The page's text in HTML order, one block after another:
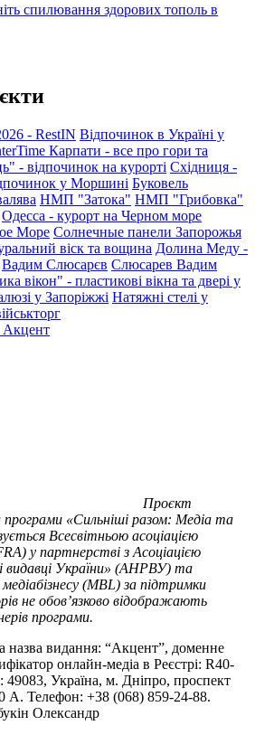
спилювання здорових тополь в
- RestIN Відпочинок в Україні у
Карпати - все про гори та
- відпочинок на курорті Східниця -
у Моршині Буковель
НМП "Затока" НМП "Грибовка"
Одесса - курорт на Черном море
Море Солнечные панели Запорожья
віск та вощина Долина Меду -
Вадим Слюсарєв Слюсарев Вадим
вікон" - пластикові вікна та двері у
у Запоріжжі Натяжні стелі у
Проєкт
програми «Сильніші разом: Медіа та
Всесвітньою асоціацією
у партнерстві з Асоціацією
видавці України» (АНРВУ) та
(MBL) за підтримки
не обов’язково відображають
програми.
назва видання: “Акцент”, доменне
онлайн-медіа в Реєстрі: R40-
Україна, м. Дніпро, проспект
А. Телефон: +38 (068) 859-24-88.
Олександр